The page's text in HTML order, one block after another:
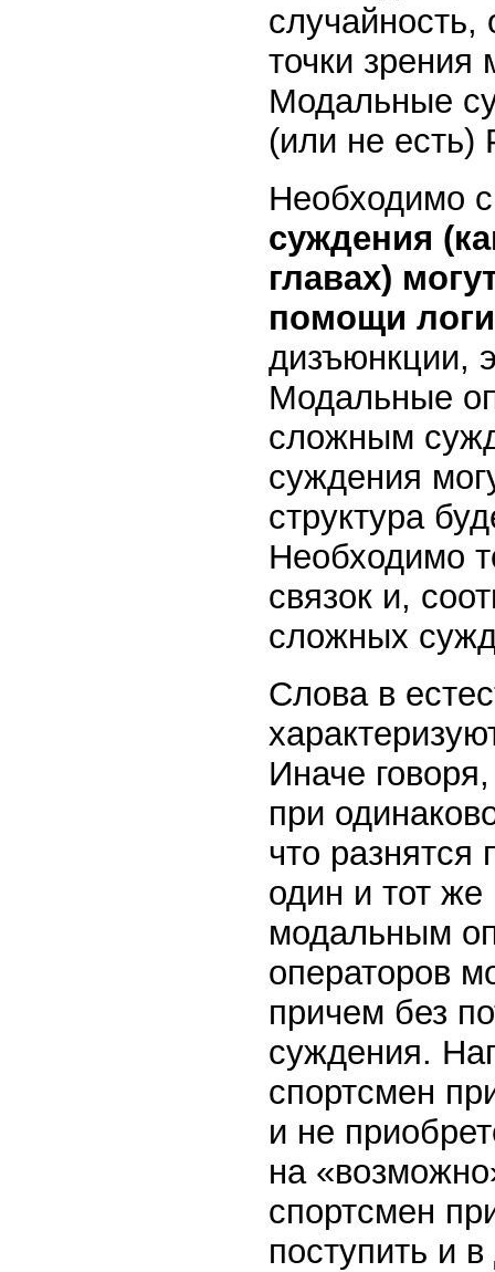
точки зрения
Модальные
(или не есть)
Необходимо
суждения
главах)
помощи
дизъюнкции,
Модальные
сложным
суждения
структура
Необходимо
связок и,
сложных
Слова в
Иначе
при
что
один и тот же
модальным
операторов
причем без
суждения.
спортсмен
и не
на
спортсмен
поступить и